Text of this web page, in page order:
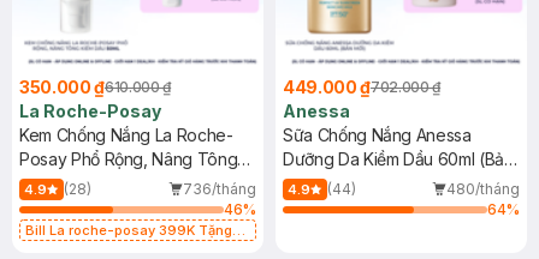
350.000 ₫610.000 ₫
La Roche-Posay
Kem Chống Nắng La Roche-
Posay Phổ Rộng, Nâng Tông
Kiềm Dầu 50ml
4.9 (28)
736/tháng
46%
Bill La roche-posay 399K Tặng
449.000 ₫702.000 ₫
Anessa
Sữa Chống Nắng Anessa
Dưỡng Da Kiềm Dầu 60ml (Bản
Mới)
4.9 (44)
480/tháng
64%